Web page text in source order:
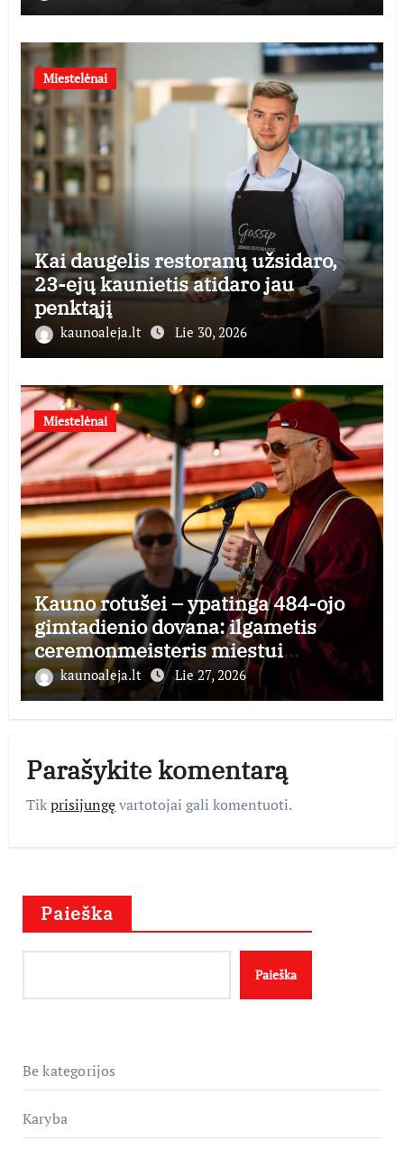
Miestelėnai
Kai daugelis restoranų užsidaro,
23-ejų kaunietis atidaro jau
penktąjį
kaunoaleja.lt Lie 30, 2026
Miestelėnai
Kauno rotušei – ypatinga 484-ojo
gimtadienio dovana: ilgametis
ceremonmeisteris miestui
perduoda dešimtmečius kauptą
istorijos kolekciją
kaunoaleja.lt Lie 27, 2026
Parašykite komentarą
Tikprisijungęvartotojai gali komentuoti.
Paieška
Paieška
Be kategorijos
Karyba